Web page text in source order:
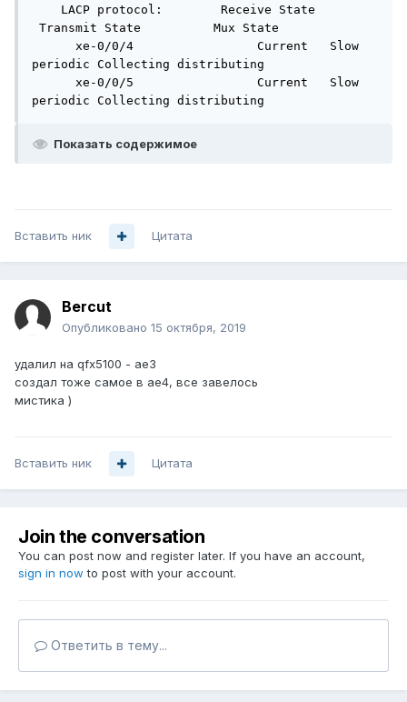
LACP protocol:        Receive State
Transmit State          Mux State
xe-0/0/4                 Current   Slow
periodic Collecting distributing
xe-0/0/5                 Current   Slow
periodic Collecting distributing
Показать содержимое
Вставить ник Цитата
Bercut
Опубликовано 15 октября, 2019
удалил на qfx5100 - ae3
создал тоже самое в ae4, все завелось
мистика )
Вставить ник Цитата
Join the conversation
You can post now and register later. If you have an account,
sign in now to post with your account.
Ответить в тему...